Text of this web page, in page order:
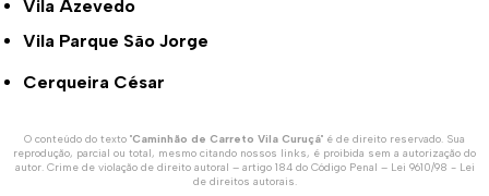
Vila Azevedo
Vila Parque São Jorge
Cerqueira César
O conteúdo do texto "Caminhão de Carreto Vila Curuçá" é de direito reservado. Sua
reprodução, parcial ou total, mesmo citando nossos links, é proibida sem a autorização do
autor. Crime de violação de direito autoral – artigo 184 do Código Penal – Lei 9610/98 - Lei
de direitos autorais.